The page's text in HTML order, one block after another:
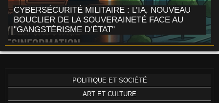
CYBERSÉCURITÉ MILITAIRE : L’IA, NOUVEAU
BOUCLIER DE LA SOUVERAINETÉ FACE AU
"GANGSTÉRISME D’ÉTAT"
POLITIQUE ET SOCIÉTÉ
ART ET CULTURE